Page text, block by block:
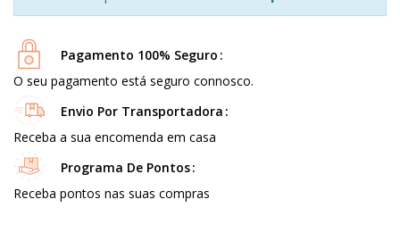
Pagamento 100% Seguro
O seu pagamento está seguro connosco.
Envio Por Transportadora
Receba a sua encomenda em casa
Programa De Pontos
Receba pontos nas suas compras